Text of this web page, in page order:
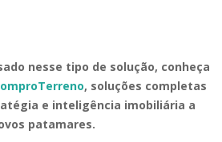
nesse tipo de solução, conheça
, soluções completas
e inteligência imobiliária a
patamares.